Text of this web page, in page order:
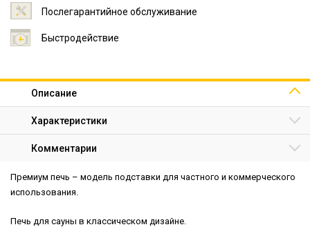
Послегарантийное обслуживание
Быстродействие
Описание
Характеристики
Комментарии
Премиум печь – модель подставки для частного и коммерческого
использования.
Печь для сауны в классическом дизайне.